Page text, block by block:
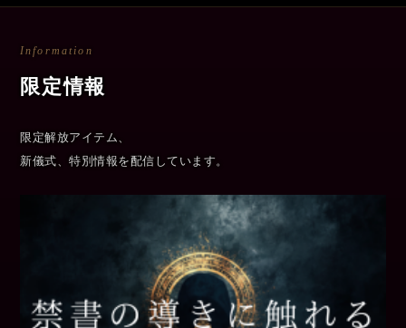
Information
限定情報
限定解放アイテム、
新儀式、特別情報を配信しています。